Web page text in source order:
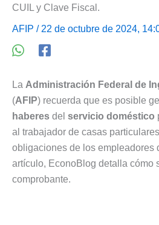
CUIL y Clave Fiscal.
AFIP / 22 de octubre de 2024,
La Administración Federal de
(AFIP) recuerda que es posible
haberes del servicio doméstico
al trabajador de casas
obligaciones de los empleadores
artículo, EconoBlog detalla cómo
comprobante.